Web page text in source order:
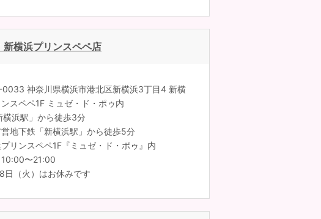
新横浜プリンスペペ店
0033 神奈川県横浜市港北区新横浜3丁目4 新横
スペペ1F ミュゼ・ド・ポゥ内
横浜駅」から徒歩3分
地下鉄「新横浜駅」から徒歩5分
リンスペペ1F『ミュゼ・ド・ポゥ』内
〜21:00
日（火）はお休みです